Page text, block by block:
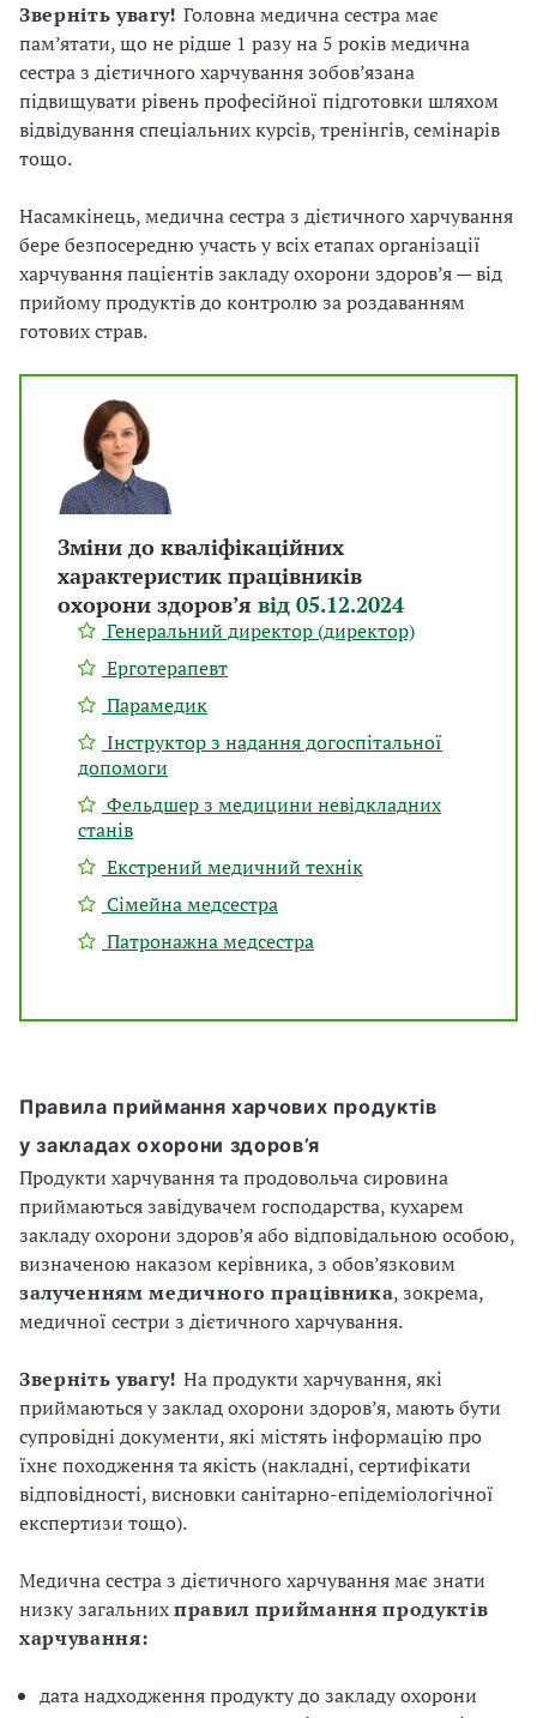
Звернітьувагу! Головна медична сестра має
пам’ятати, що не рідше 1 разу на 5 років медична
сестра з дієтичного харчування зобов’язана
підвищувати рівень професійної підготовки шляхом
відвідування спеціальних курсів, тренінгів, семінарів
тощо.
Насамкінець, медична сестра з дієтичного харчування
бере безпосередню участь у всіх етапах організації
харчування пацієнтів закладу охорони здоров’я — від
прийому продуктів до контролю за роздаванням
готових страв.
Зміни до кваліфікаційних
характеристик працівників
охорони здоров’я від 05.12.2024
Генеральний директор (директор)
Ерготерапевт
Парамедик
Інструктор з надання догоспітальної
допомоги
Фельдшер з медицини невідкладних
станів
Екстрений медичний технік
Сімейна медсестра
Патронажна медсестра
Правила приймання харчових продуктів
у закладах охорони здоров’я
Продукти харчування та продовольча сировина
приймаються завідувачем господарства, кухарем
закладу охорони здоров’я або відповідальною особою,
визначеною наказом керівника, з обов’язковим
залученняммедичного працівника, зокрема,
медичної сестри з дієтичного харчування.
Звернітьувагу! На продукти харчування, які
приймаються у заклад охорони здоров’я, мають бути
супровідні документи, які містять інформацію про
їхнє походження та якість (накладні, сертифікати
відповідності, висновки санітарно-епідеміологічної
експертизи тощо).
Медична сестра з дієтичного харчування має знати
низку загальнихправил прийманняпродуктів
харчування:
дата надходження продукту до закладу охорони